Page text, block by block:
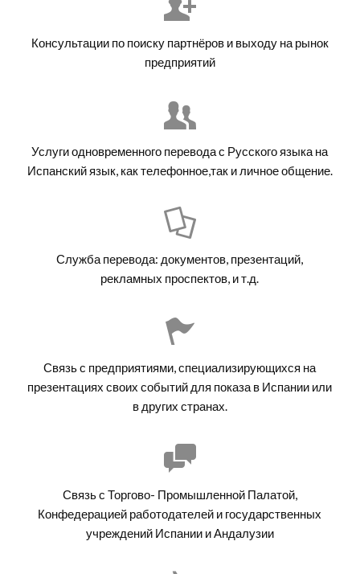
Консультации по поиску партнёров и выходу на рынок
предприятий
Услуги одновременного перевода с Русского языка на
Испанский язык, как телефонное,так и личное общение.
Служба перевода: документов, презентаций,
рекламных проспектов, и т.д.
Связь с предприятиями, специализирующихся на
презентациях своих событий для показа в Испании или
в других странах.
Связь с Торгово- Промышленной Палатой,
Конфедерацией работодателей и государственных
учреждений Испании и Андалузии